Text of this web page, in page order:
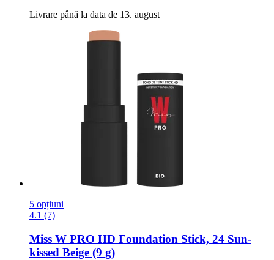
Livrare până la data de 13. august
5 opțiuni
4.1 (7)
Miss W PRO HD Foundation Stick, 24 Sun-​
kissed Beige (9 g)